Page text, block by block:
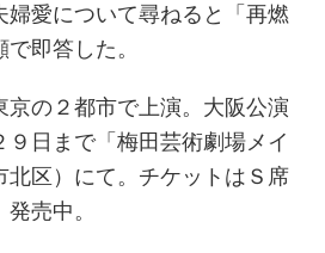
婦愛について尋ねると「再燃
即答した。
京の２都市で上演。大阪公演
日まで「梅田芸術劇場メイ
北区）にて。チケットはＳ席
売中。